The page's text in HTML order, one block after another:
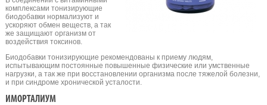
комплексами тонизирующие
биодобавки нормализуют и
ускоряют обмен веществ, а так
же защищают организм от
воздействия токсинов.
Биодобавки тонизирующие рекомендованы к приему людям,
испытывающим постоянные повышенные физические или умственные
нагрузки, а так же при восстановлении организма после тяжелой болезни,
и при синдроме хронической усталости.
ИМОРТАЛИУМ